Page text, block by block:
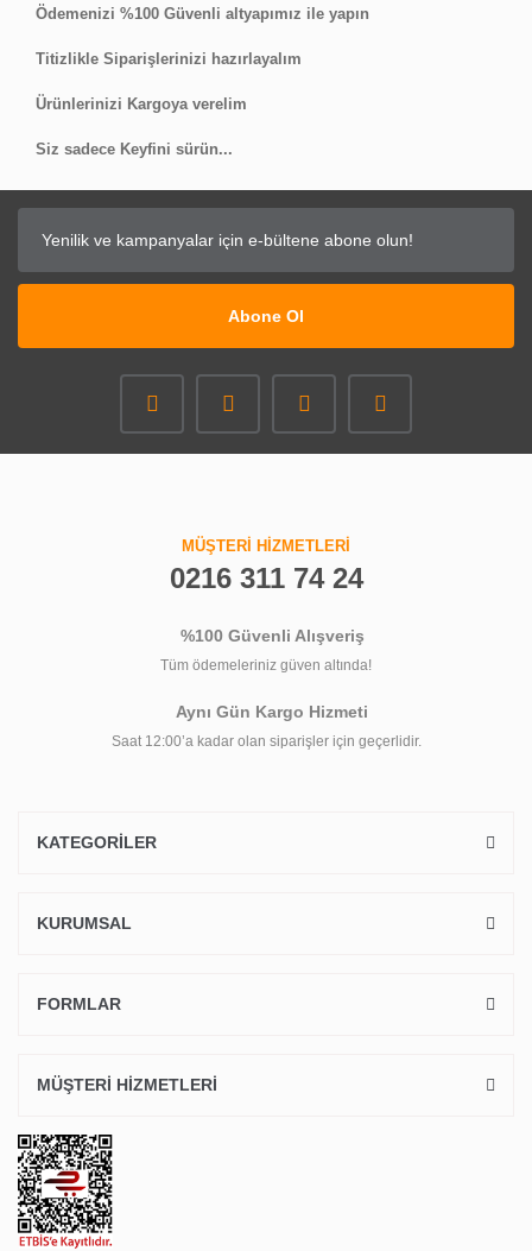
Ödemenizi %100 Güvenli altyapımız ile yapın
Titizlikle Siparişlerinizi hazırlayalım
Ürünlerinizi Kargoya verelim
Siz sadece Keyfini sürün...
Abone Ol
MÜŞTERİ HİZMETLERİ
0216 311 74 24
%100 Güvenli Alışveriş
Tüm ödemeleriniz güven altında!
Aynı Gün Kargo Hizmeti
Saat 12:00’a kadar olan siparişler için geçerlidir.
KATEGORİLER
KURUMSAL
FORMLAR
MÜŞTERİ HİZMETLERİ